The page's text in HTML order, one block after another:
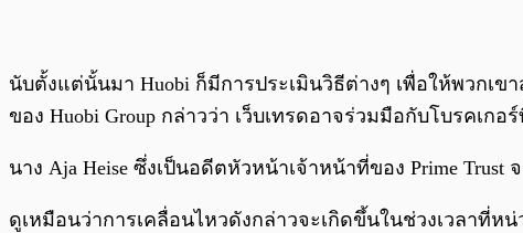
นับตั้งแต่นั้นมา Huobi ก็มีการประเมินวิธีต่างๆ เพื่อให้พวกเ
ของ Huobi Group กล่าวว่า เว็บเทรดอาจร่วมมือกับโบรคเ
นาง Aja Heise ซึ่งเป็นอดีตหัวหน้าเจ้าหน้าที่ของ Prime
ดูเหมือนว่าการเคลื่อนไหวดังกล่าวจะเกิดขึ้นในช่วงเวลาที่